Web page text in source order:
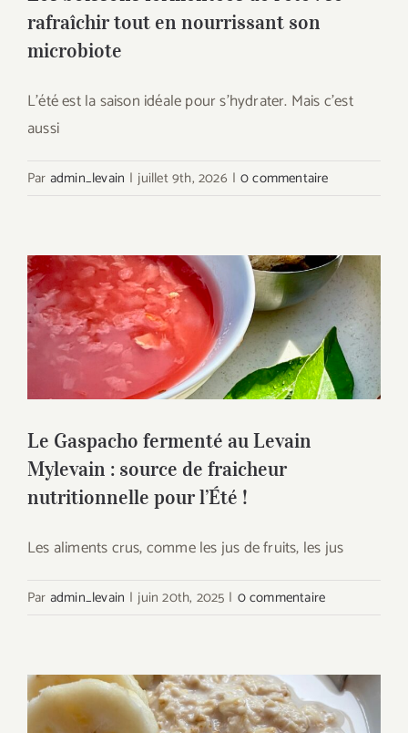
rafraîchir tout en nourrissant son
microbiote
L'été est la saison idéale pour s'hydrater. Mais c'est
aussi
Par admin_levain | juillet 9th, 2026 | 0 commentaire
Le Gaspacho fermenté au Levain
Mylevain : source de fraicheur
nutritionnelle pour l’Été !
Le Gaspacho fermenté au Levain
Mylevain : source de fraicheur
nutritionnelle pour l’Été !
Les aliments crus, comme les jus de fruits, les jus
Par admin_levain | juin 20th, 2025 | 0 commentaire